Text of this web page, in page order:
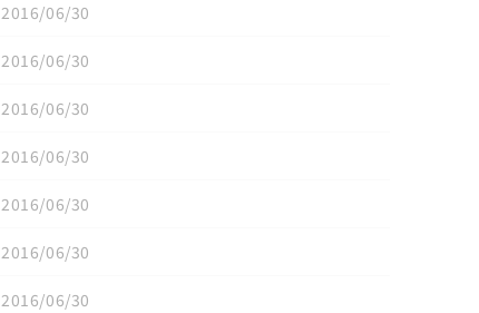
2016/06/30
2016/06/30
2016/06/30
2016/06/30
2016/06/30
2016/06/30
2016/06/30